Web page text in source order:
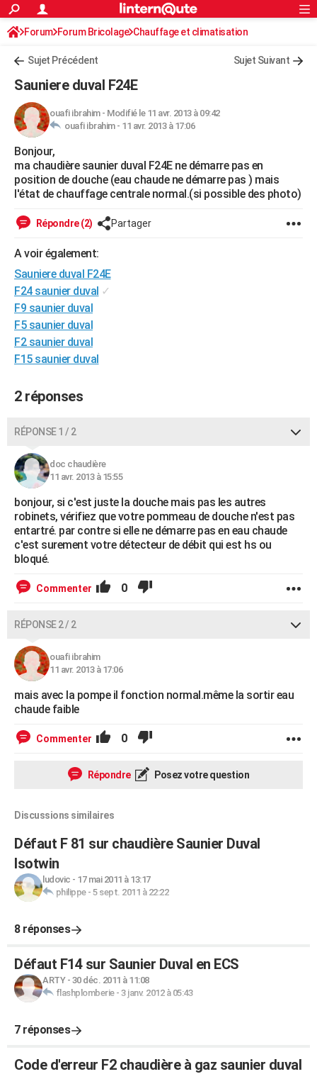
ACTUALITÉS
Politique
Société
Faits Divers
Education
Monde
Villes
+
FINANCE
Retraite
Impôts
Epargne
Immobilier
Risques naturels par ville
Banque
Assurance
Crédit
AUTO
Essais
Réserver un essai
Citadines
Berlines
SUV
Forum auto
+HIGH-TECH
Mobiles
Meilleur smartphone
Internet
Ordinateurs
Jeux vidéo
Guide high-tech
+BRICOLAGE
Forum
Aménagement intérieur
Extérieur
Cuisine
Salle de bains
Jardinage
Rangement
WEEK-END
LIFESTYLE
Art de vivre
Bien-être
Loisirs
Mode
Modes de vie
SANTE
Alimentation
Guide de la santé
Maladies
Médicaments
Sommeil
VOYAGE
Destinations
City break
Voyage nature
Voyage de noces
Forum
Climat
+PHOTO
GUIDES D'ACHAT
BONS PLANS
Dictionnaire
Biographies
Citations
Expressions
Proverbes
PROGRAMME TV
COPAINS D'AVANT
S'inscrire
Se connecter
Lycées
Collèges
Primaires
Universités
Entreprises
Service militaire
Avis de recherche
AVIS DE DÉCÈS
FORUM
Bricolage
Lifestyle
Culture
Sport
Auto
Television
Voyage
Cinema
Rechercher
S'inscrire
Connexion
Forum Forum Bricolage Chauffage et climatisation
Sujet Précédent Sujet Suivant
Sauniere duval F24E
ouafi ibrahim- Modifié le 11 avr. 2013 à 09:42
ouafi ibrahim - 11 avr. 2013 à 17:06
Bonjour,
ma chaudière saunier duval F24E ne démarre pas en
position de douche (eau chaude ne démarre pas ) mais
l'état de chauffage centrale normal.(si possible des photo)
Répondre (2) Partager
A voir également:
Sauniere duval F24E
F24 saunier duval ✓
F9 saunier duval
F5 saunier duval
F2 saunier duval
F15 saunier duval
2 réponses
RÉPONSE 1 / 2
doc chaudière
11 avr. 2013 à 15:55
bonjour, si c'est juste la douche mais pas les autres
robinets, vérifiez que votre pommeau de douche n'est pas
entartré. par contre si elle ne démarre pas en eau chaude
c'est surement votre détecteur de débit qui est hs ou
bloqué.
Commenter 0
RÉPONSE 2 / 2
ouafi ibrahim
11 avr. 2013 à 17:06
mais avec la pompe il fonction normal.même la sortir eau
chaude faible
Commenter 0
Répondre Posez votre question
Discussions similaires
Défaut F 81 sur chaudière Saunier Duval
Isotwin
ludovic - 17 mai 2011 à 13:17
philippe- 5 sept. 2011 à 22:22
8 réponses
Défaut F14 sur Saunier Duval en ECS
ARTY- 30 déc. 2011 à 11:08
flashplomberie- 3 janv. 2012 à 05:43
7 réponses
Code d'erreur F2 chaudière à gaz saunier duval